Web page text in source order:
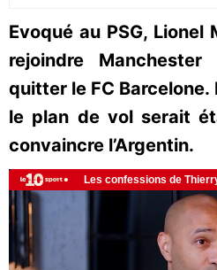
Evoqué au PSG,
rejoindre
quitter le FC Barcelone.
le plan de vol serait
convaincre l’Argentin.